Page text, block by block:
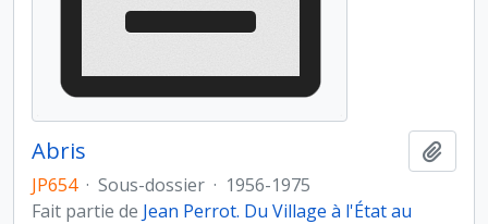
Abris
JP654 · Sous-dossier · 1956-1975
Fait partie de Jean Perrot. Du Village à l'État au